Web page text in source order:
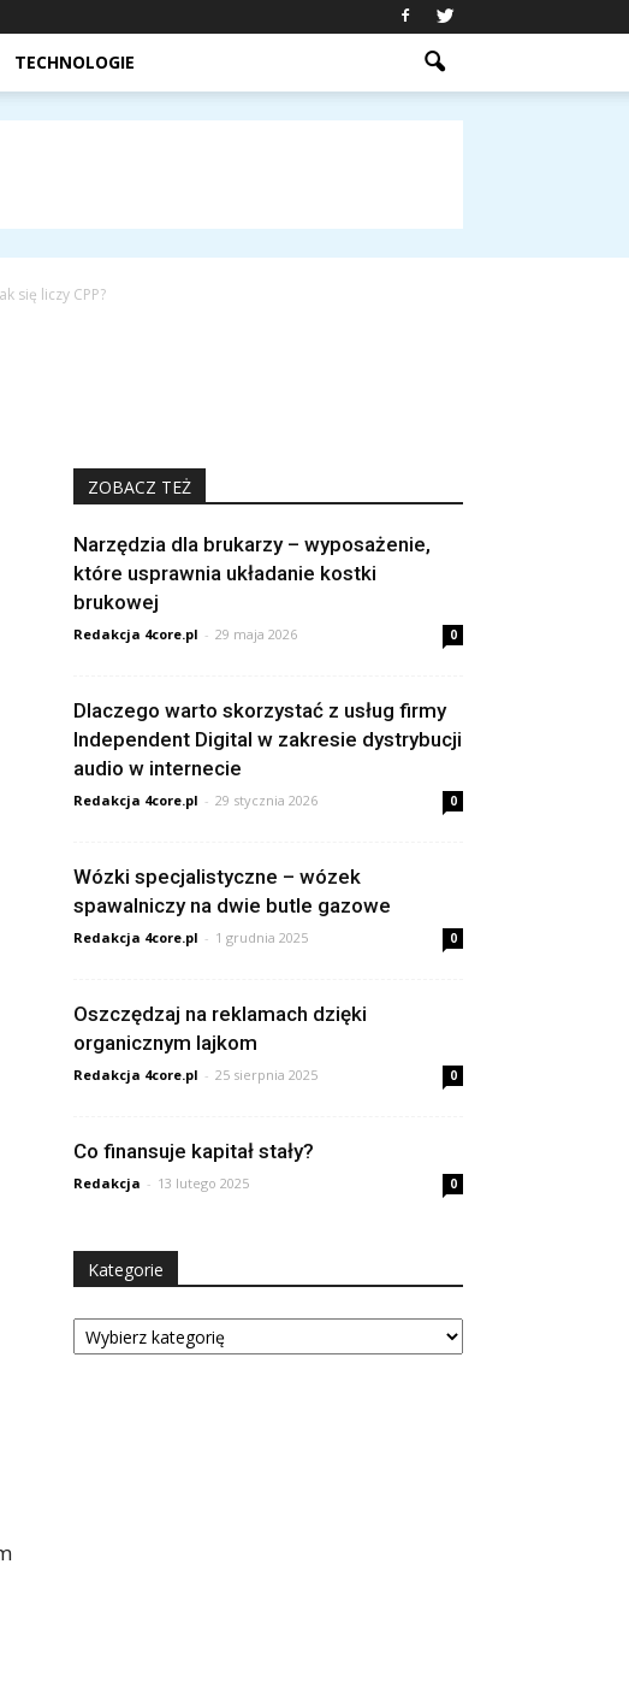
TECHNOLOGIE
się liczy CPP?
ZOBACZ TEŻ
Narzędzia dla brukarzy – wyposażenie,
które usprawnia układanie kostki
brukowej
Redakcja 4core.pl - 29 maja 2026 0
Dlaczego warto skorzystać z usług firmy
Independent Digital w zakresie dystrybucji
audio w internecie
Redakcja 4core.pl - 29 stycznia 2026 0
Wózki specjalistyczne – wózek
spawalniczy na dwie butle gazowe
Redakcja 4core.pl - 1 grudnia 2025 0
Oszczędzaj na reklamach dzięki
organicznym lajkom
Redakcja 4core.pl - 25 sierpnia 2025 0
Co finansuje kapitał stały?
Redakcja - 13 lutego 2025 0
Kategorie
Kategorie